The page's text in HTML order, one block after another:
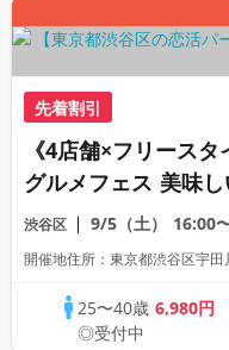
先着割引
《4店舗×フリース
グルメフェス 美味
をつなぐ。
渋谷区 9/5（土） 16:00
開催地住所：東京都渋谷区宇
25〜40歳6,980円
◎受付中